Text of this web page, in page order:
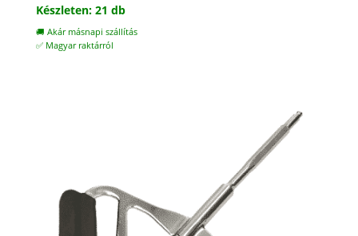
Készleten: 21 db
🚚 Akár másnapi szállítás
✅ Magyar raktárról